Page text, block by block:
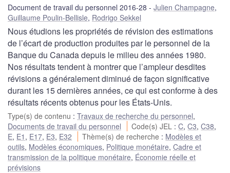
Document de travail du personnel 2016-28 Julien Champagne,
Guillaume Poulin-Bellisle, Rodrigo Sekkel
Nous étudions les propriétés de révision des estimations
de l’écart de production produites par le personnel de la
Banque du Canada depuis le milieu des années 1980.
Nos résultats tendent à montrer que l’ampleur desdites
révisions a généralement diminué de façon significative
durant les 15 dernières années, ce qui est conforme à des
résultats récents obtenus pour les États-Unis.
Type(s) de contenu : Travaux de recherche du personnel,
Documents de travail du personnel
Code(s) JEL :C,C3,C38,
E, E1 , E17, E3, E32 Thème(s) de recherche : Modèles et
outils, Modèles économiques, Politique monétaire, Cadre et
transmission de la politique monétaire, Économie réelle et
prévisions